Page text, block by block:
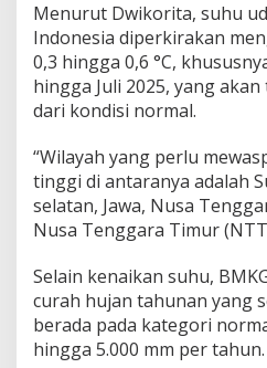
Menurut Dwikorita, suhu
Indonesia diperkirakan
0,3 hingga 0,6 °C,
hingga Juli 2025, yang
dari kondisi normal.
“Wilayah yang perlu
tinggi di antaranya adalah
selatan, Jawa, Nusa
Nusa Tenggara Timur
Selain kenaikan suhu,
curah hujan tahunan yang
berada pada kategori
hingga 5.000 mm per tahun.